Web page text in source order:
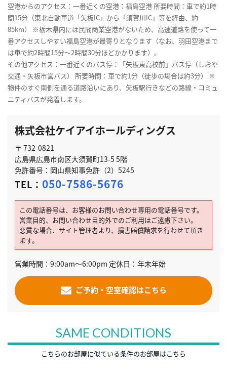
空港からのアクセス：一番近くの空港：福島空港 所要時間：車で約1時
間15分（東北自動車道「矢板IC」から「須賀川IC」等を経由、約
85km） ※栃木県内には民間商業空港がないため、高速道路を使って一
番アクセスしやすい福島空港が最寄りとなります（なお、羽田空港まで
は車で約2時間15分〜2時間30分ほどかかります）。
その他アクセス：一番近くのバス停：「矢板東高校前」バス停（しおや
交通・矢板市営バス） 所要時間：車で約1分（徒歩の場合は約3分） ※
物件のすぐ南側を通る道路沿いにあり、矢板駅行きなどの路線・コミュ
ニティバスが発着します。
株式会社ケイアイホールディングス
〒 732-0821
広島県広島市南区大須賀町13-5 5階
免許番号：岡山県知事免許（2）5245
TEL： 050-7586-5676
この電話番号は、お客様のお問い合わせ専用の電話番号です。
営業目的、お問い合わせ目的外でのご利用はご遠慮下さい。
悪質な場合、サイト管理者より、損害賠償請求を行わせて頂き
ます。
営業時間：9:00am～6:00pm 定休日：年末年始
ご予約・空室確認はこちら
SAME CONDITIONS
こちらのお部屋に似ている条件のお部屋はこちら